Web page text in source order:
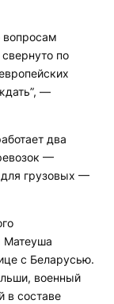
вопросам
по
—
два
—
грузовых —
Матеуша
с Беларусью.
военный
в составе